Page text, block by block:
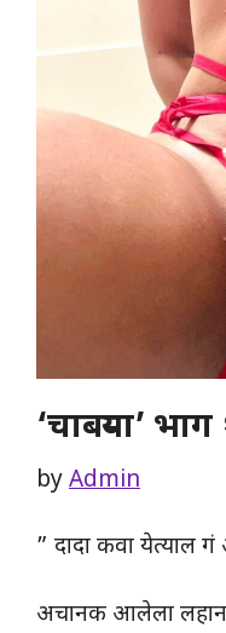
‘चाबऱ्या’ भाग
by Admin
” दादा कवा येत्याल
अचानक आलेला लहान